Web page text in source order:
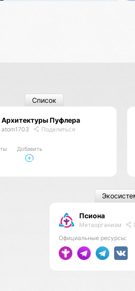
Архитектуры Пуфлера
atom1703 Поделиться
Добавить
Список
Псиона
Метаорганизм
Официальные ресурсы: